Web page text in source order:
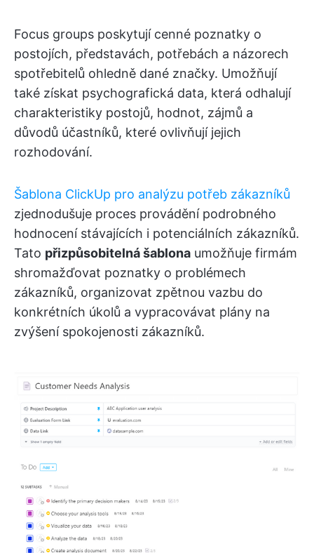
Focus groups poskytují cenné poznatky o
postojích, představách, potřebách a názorech
spotřebitelů ohledně dané značky. Umožňují
také získat psychografická data, která odhalují
charakteristiky postojů, hodnot, zájmů a
důvodů účastníků, které ovlivňují jejich
rozhodování.
Šablona ClickUp pro analýzu potřeb zákazníků
zjednodušuje proces provádění podrobného
hodnocení stávajících i potenciálních zákazníků.
Tato přizpůsobitelná šablona umožňuje firmám
shromažďovat poznatky o problémech
zákazníků, organizovat zpětnou vazbu do
konkrétních úkolů a vypracovávat plány na
zvýšení spokojenosti zákazníků.